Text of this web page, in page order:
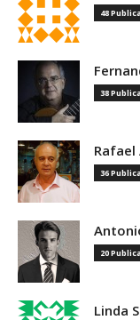
48
38
36
20
Linda